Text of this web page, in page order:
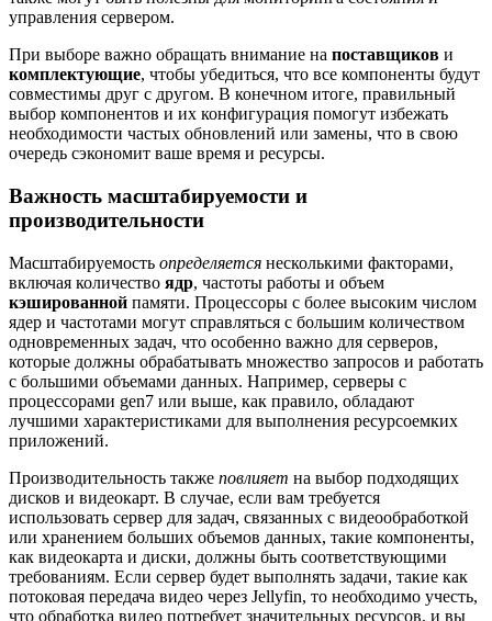
управления сервером.
При выборе важно обращать внимание на поставщиков и
комплектующие, чтобы убедиться, что все компоненты будут
совместимы друг с другом. В конечном итоге, правильный
выбор компонентов и их конфигурация помогут избежать
необходимости частых обновлений или замены, что в свою
очередь сэкономит ваше время и ресурсы.
Важность масштабируемости и
производительности
Масштабируемость определяется несколькими факторами,
включая количество ядр, частоты работы и объем
кэшированной памяти. Процессоры с более высоким числом
ядер и частотами могут справляться с большим количеством
одновременных задач, что особенно важно для серверов,
которые должны обрабатывать множество запросов и работать
с большими объемами данных. Например, серверы с
процессорами gen7 или выше, как правило, обладают
лучшими характеристиками для выполнения ресурсоемких
приложений.
Производительность также повлияет на выбор подходящих
дисков и видеокарт. В случае, если вам требуется
использовать сервер для задач, связанных с видеообработкой
или хранением больших объемов данных, такие компоненты,
как видеокарта и диски, должны быть соответствующими
требованиям. Если сервер будет выполнять задачи, такие как
потоковая передача видео через Jellyfin, то необходимо учесть,
что обработка видео потребует значительных ресурсов, и вы